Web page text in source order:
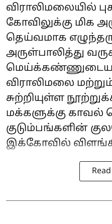
விராலிமலையில்
கோவிலுக்கு மிக
தெய்வமாக
அருள்பாலித்து
விராலிமலை
சுற்றியுள்ள
மக்களுக்கு காவல்
குடும்பங்களின்
இக்கோவில் விளங்கி